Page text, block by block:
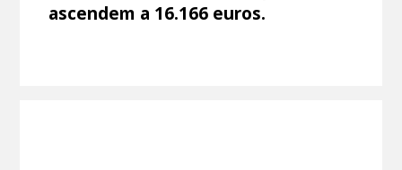
ascendem a 16.166 euros.